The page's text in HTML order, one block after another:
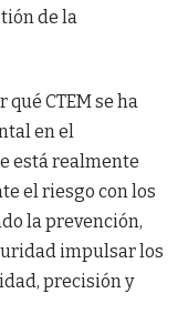
de la
CTEM se ha
en el
está realmente
el riesgo con los
la prevención,
impulsar los
precisión y